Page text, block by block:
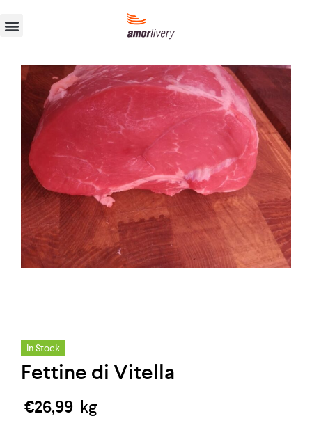
In Stock
Fettine di Vitella
€26,99 kg